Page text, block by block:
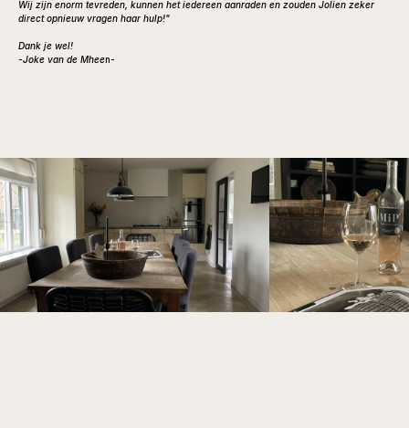
Wij zijn enorm tevreden, kunnen het iedereen aanraden en zouden Jolien zeker
direct opnieuw vragen haar hulp!"
Dank je wel!
-Joke van de Mheen-